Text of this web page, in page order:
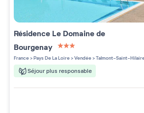
Résidence Le Domaine de
Bourgenay
3 étoiles sur 5
France>Pays De La Loire>Vendée>Talmont-Saint-
Séjour plus responsable